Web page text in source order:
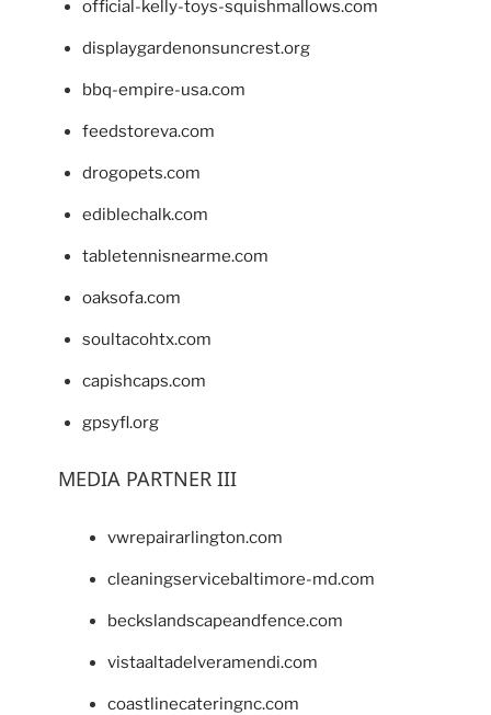
official-kelly-toys-squishmallows.com
displaygardenonsuncrest.org
bbq-empire-usa.com
feedstoreva.com
drogopets.com
ediblechalk.com
tabletennisnearme.com
oaksofa.com
soultacohtx.com
capishcaps.com
gpsyfl.org
MEDIA PARTNER III
vwrepairarlington.com
cleaningservicebaltimore-md.com
beckslandscapeandfence.com
vistaaltadelveramendi.com
coastlinecateringnc.com